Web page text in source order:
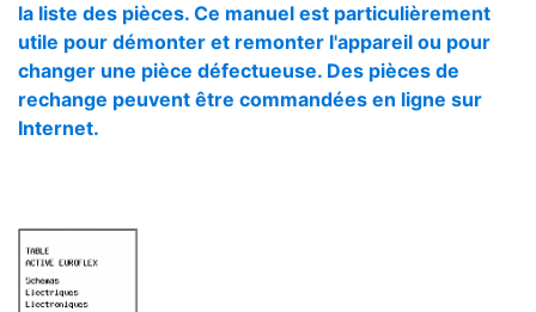
la liste des pièces. Ce manuel est particulièrement
utile pour démonter et remonter l'appareil ou pour
changer une pièce défectueuse. Des pièces de
rechange peuvent être commandées en ligne sur
Internet.